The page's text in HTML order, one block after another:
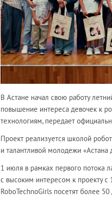
В Астане начал свою работу
повышение интереса девочек к
технологиям, передает
Проект реализуется школой
и талантливой молодежи
1 июля в рамках первого потока
с высоким интересом к проекту с
RoboTechnoGirls посетят более 50